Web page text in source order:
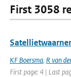
First 3058
KF Boersma, R van
First page: 4 | Last